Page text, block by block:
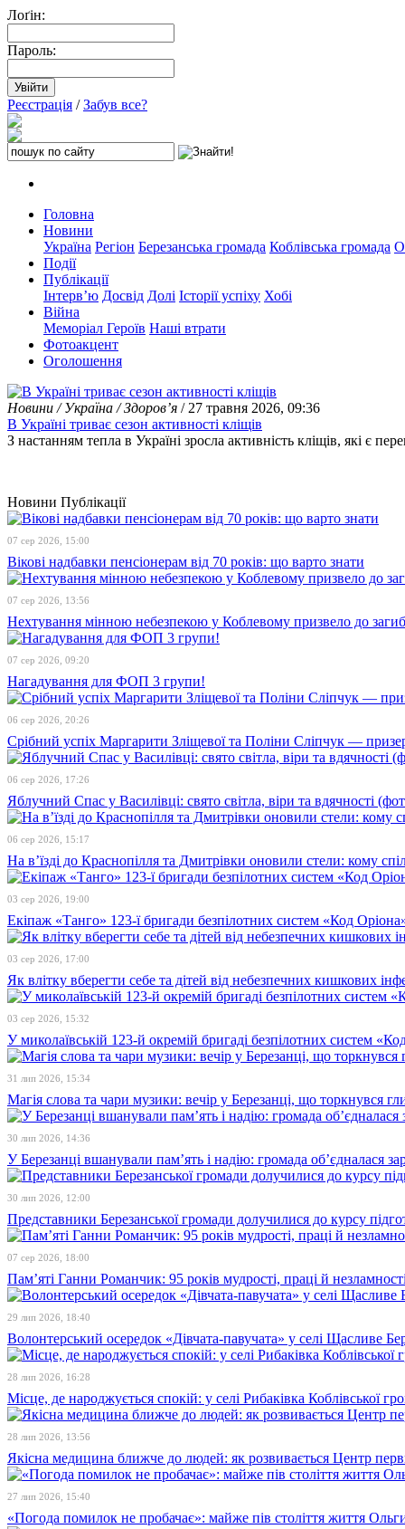
Лоґін:
Пароль:
Реєстрація /Забув все?
Головна
Новини
Україна Регіон Березанська громада Коблівська громада
Події
Публікації
Інтерв’ю Досвід Долі Історії успіху Хобі
Війна
Меморіал Героїв Наші втрати
Фотоакцент
Оголошення
Новини / Україна / Здоров’я / 27 травня 2026, 09:36
В Україні триває сезон активності кліщів
З настанням тепла в Україні зросла активність кліщів, які є
Новини Публікації
07 сер 2026, 15:00
Вікові надбавки пенсіонерам від 70 років: що варто знати
07 сер 2026, 13:56
Нехтування мінною небезпекою у Коблевому призвело до
07 сер 2026, 09:20
Нагадування для ФОП 3 групи!
06 сер 2026, 20:26
Срібний успіх Маргарити Зліщевої та Поліни Сліпчук —
06 сер 2026, 17:26
Яблучний Спас у Василівці: свято світла, віри та вдячності
06 сер 2026, 15:17
На в’їзді до Краснопілля та Дмитрівки оновили стели: кому
03 сер 2026, 19:00
Екіпаж «Танго» 123-ї бригади безпілотних систем «Код
03 сер 2026, 17:00
Як влітку вберегти себе та дітей від небезпечних кишкових
03 сер 2026, 15:32
У миколаївській 123-й окремій бригаді безпілотних систем
31 лип 2026, 15:34
Магія слова та чари музики: вечір у Березанці, що торкнувся
30 лип 2026, 14:36
У Березанці вшанували пам’ять і надію: громада об’єдналася
30 лип 2026, 12:00
Представники Березанської громади долучилися до курсу
07 сер 2026, 18:00
Пам’яті Ганни Романчик: 95 років мудрості, праці й
29 лип 2026, 18:40
Волонтерський осередок «Дівчата-павучата» у селі Щасливе
28 лип 2026, 16:28
Місце, де народжується спокій: у селі Рибаківка Коблівської
28 лип 2026, 13:56
Якісна медицина ближче до людей: як розвивається Центр
27 лип 2026, 15:40
«Погода помилок не пробачає»: майже пів століття життя